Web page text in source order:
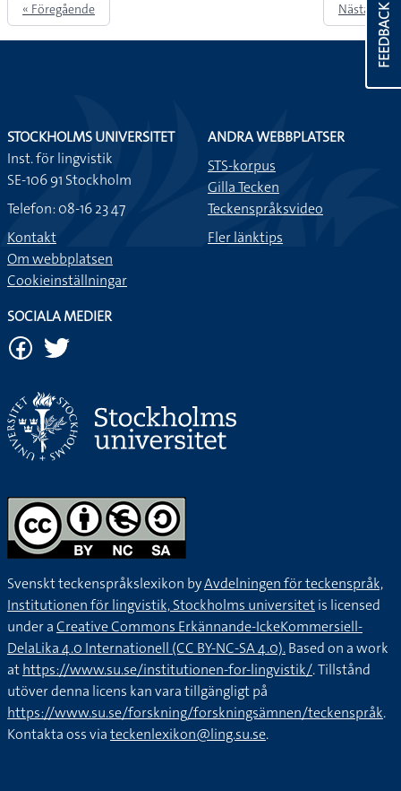
« Föregående Nästa » FEEDBACK
STOCKHOLMS UNIVERSITET
Inst. för lingvistik
SE-106 91 Stockholm
Telefon: 08-16 23 47
Kontakt
Om webbplatsen
Cookieinställningar
ANDRA WEBBPLATSER
STS-korpus
Gilla Tecken
Teckenspråksvideo
Fler länktips
SOCIALA MEDIER
Svenskt teckenspråkslexikon byAvdelningen för teckenspråk,
Institutionen för lingvistik, Stockholms universitetis licensed
under aCreative Commons Erkännande-IckeKommersiell-
DelaLika 4.0 Internationell (CC BY-NC-SA 4.0).Based on a work
athttps://www.su.se/institutionen-for-lingvistik/. Tillstånd
utöver denna licens kan vara tillgängligt på
https://www.su.se/forskning/forskningsämnen/teckenspråk.
Kontakta oss viateckenlexikon@ling.su.se.